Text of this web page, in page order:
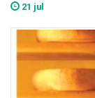
21 jul